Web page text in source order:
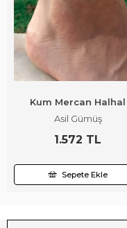
Kum Mercan Halhal
Asil Gümüş
1.572 TL
Sepete Ekle